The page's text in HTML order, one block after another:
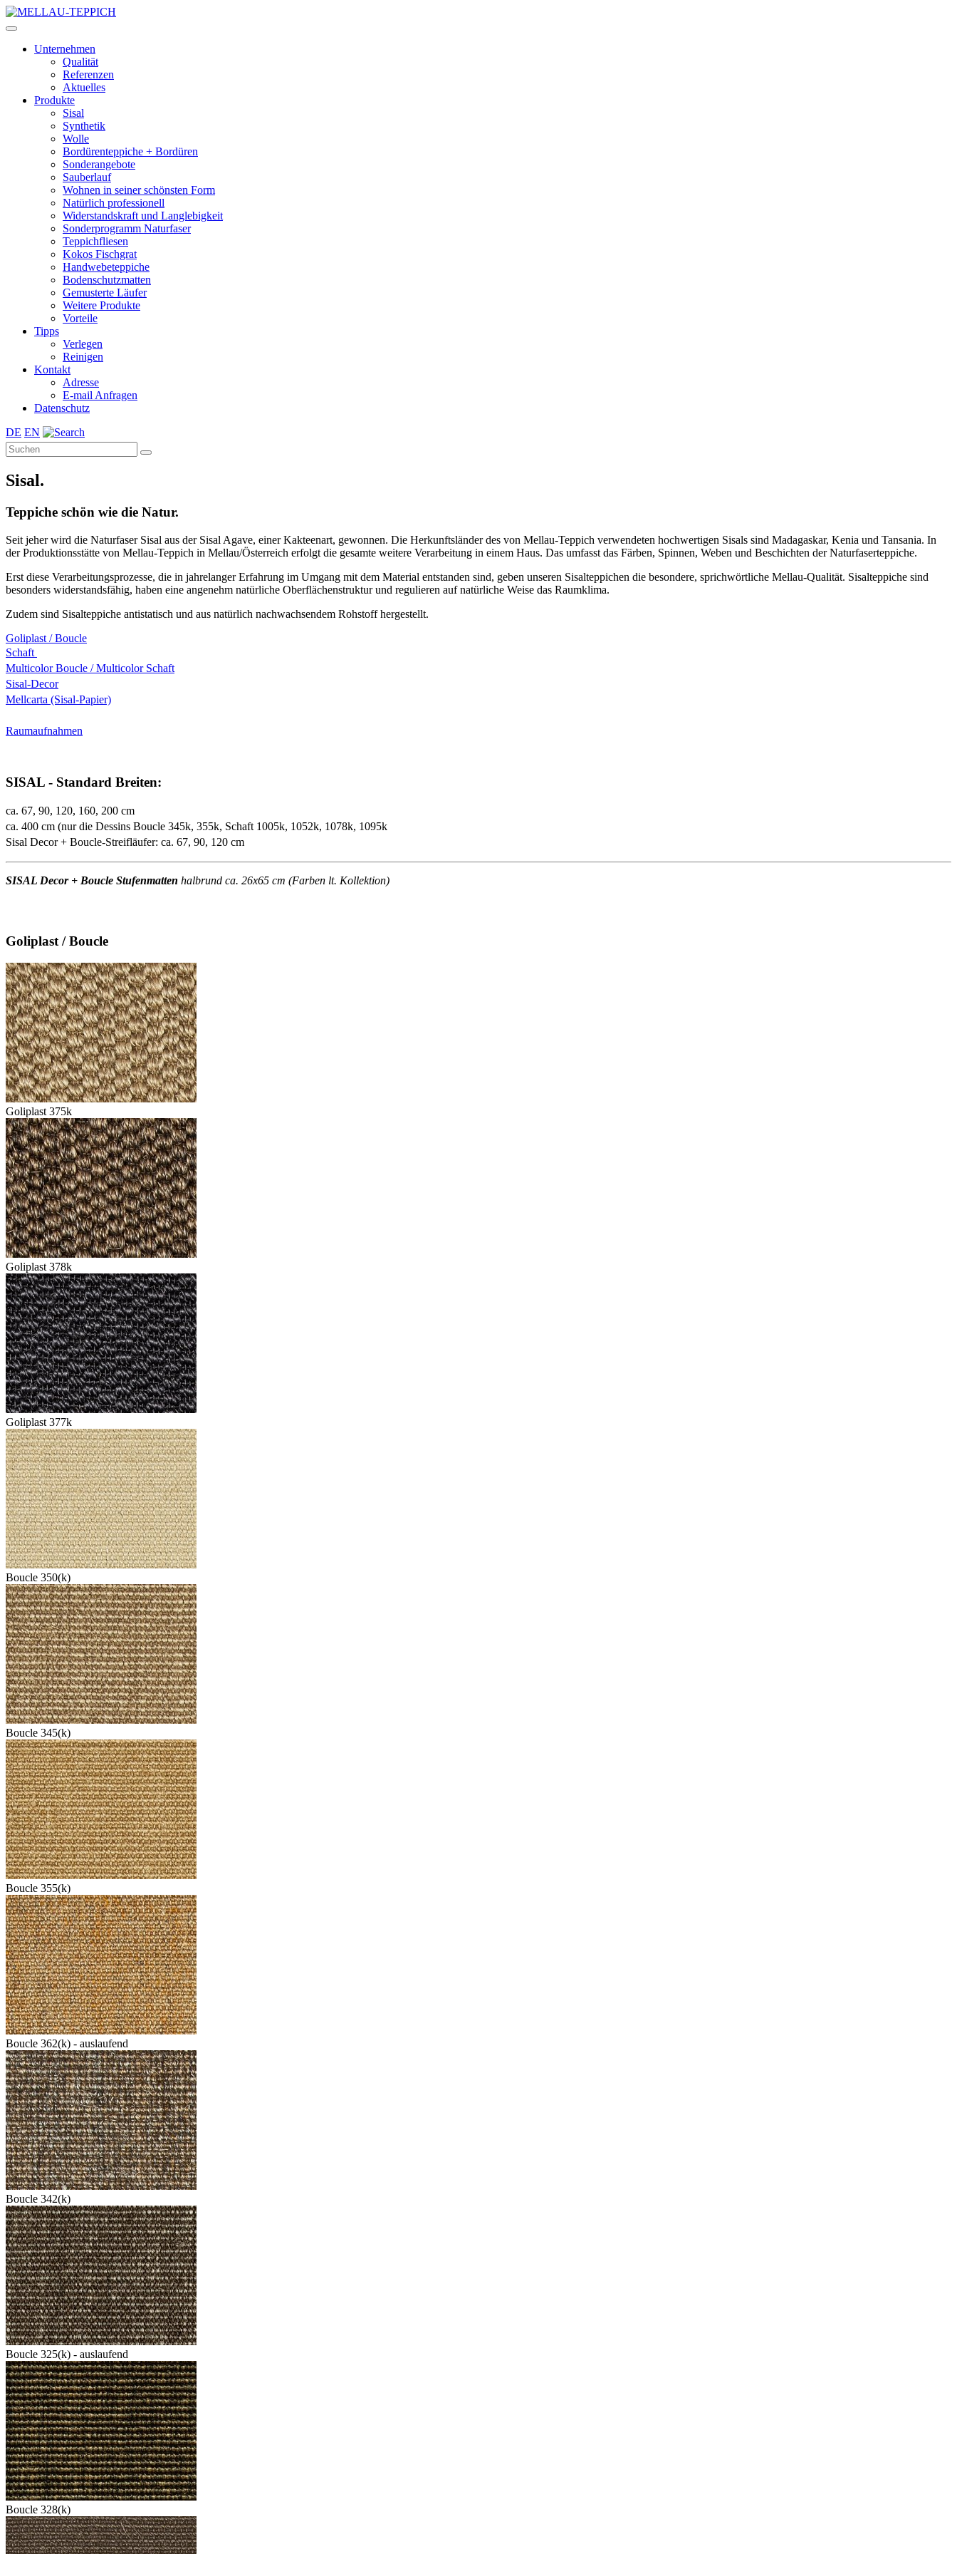
Unternehmen
Qualität
Referenzen
Aktuelles
Produkte
Sisal
Synthetik
Wolle
Bordürenteppiche + Bordüren
Sonderangebote
Sauberlauf
Wohnen in seiner schönsten Form
Natürlich professionell
Widerstandskraft und Langlebigkeit
Sonderprogramm Naturfaser
Teppichfliesen
Kokos Fischgrat
Handwebeteppiche
Bodenschutzmatten
Gemusterte Läufer
Weitere Produkte
Vorteile
Tipps
Verlegen
Reinigen
Kontakt
Adresse
E-mail Anfragen
Datenschutz
DE EN
Sisal.
Teppiche schön wie die Natur.
Seit jeher wird die Naturfaser Sisal aus der Sisal Agave, einer Kakteenart, gewonnen. Die Herkunftsländer des von Mellau-Teppich verwendeten hochwertigen Sisals sind Madagaskar, Kenia und Tansania. In
der Produktionsstätte von Mellau-Teppich in Mellau/Österreich erfolgt die gesamte weitere Verarbeitung in einem Haus. Das umfasst das Färben, Spinnen, Weben und Beschichten der Naturfaserteppiche.
Erst diese Verarbeitungsprozesse, die in jahrelanger Erfahrung im Umgang mit dem Material entstanden sind, geben unseren Sisalteppichen die besondere, sprichwörtliche Mellau-Qualität. Sisalteppiche sind
besonders widerstandsfähig, haben eine angenehm natürliche Oberflächenstruktur und regulieren auf natürliche Weise das Raumklima.
Zudem sind Sisalteppiche antistatisch und aus natürlich nachwachsendem Rohstoff hergestellt.
Goliplast / Boucle
Schaft
Multicolor Boucle / Multicolor Schaft
Sisal-Decor
Mellcarta (Sisal-Papier)
Raumaufnahmen
SISAL - Standard Breiten:
ca. 67, 90, 120, 160, 200 cm
ca. 400 cm (nur die Dessins Boucle 345k, 355k, Schaft 1005k, 1052k, 1078k, 1095k
Sisal Decor + Boucle-Streifläufer: ca. 67, 90, 120 cm
SISAL Decor + Boucle Stufenmatten halbrund ca. 26x65 cm (Farben lt. Kollektion)
Goliplast / Boucle
Goliplast 375k
Goliplast 378k
Goliplast 377k
Boucle 350(k)
Boucle 345(k)
Boucle 355(k)
Boucle 362(k) - auslaufend
Boucle 342(k)
Boucle 325(k) - auslaufend
Boucle 328(k)